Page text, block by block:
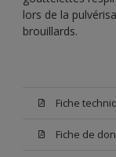
lors de la
brouillards.
Fiche